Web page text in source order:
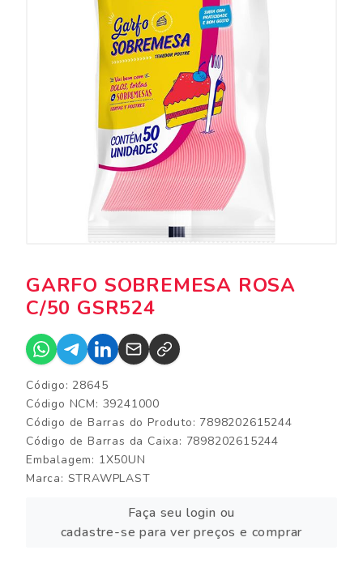
GARFO SOBREMESA ROSA
C/50 GSR524
Código: 28645
Código NCM: 39241000
Código de Barras do Produto: 7898202615244
Código de Barras da Caixa: 7898202615244
Embalagem: 1X50UN
Marca: STRAWPLAST
Faça seu login ou
cadastre-se para ver preços e comprar